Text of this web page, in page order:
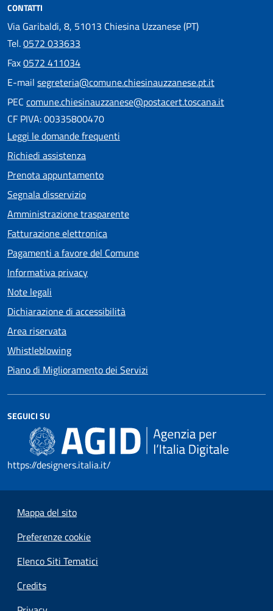
CONTATTI
Via Garibaldi, 8, 51013 Chiesina Uzzanese (PT)
Tel.0572 033633
Fax0572 411034
E-mail segreteria@comune.chiesinauzzanese.pt.it
PEC comune.chiesinauzzanese@postacert.toscana.it
CF PIVA: 00335800470
Leggi le domande frequenti
Richiedi assistenza
Prenota appuntamento
Segnala disservizio
Amministrazione trasparente
Fatturazione elettronica
Pagamenti a favore del Comune
Informativa privacy
Note legali
Dichiarazione di accessibilità
Area riservata
Whistleblowing
Piano di Miglioramento dei Servizi
SEGUICI SU
https://designers.italia.it/
Mappa del sito
Preferenze cookie
Elenco Siti Tematici
Credits